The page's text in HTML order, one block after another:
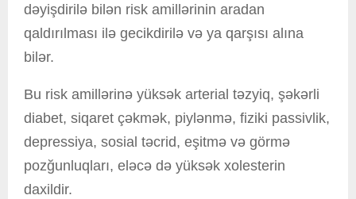
dəyişdirilə bilən risk amillərinin aradan
qaldırılması ilə gecikdirilə və ya qarşısı alına
bilər.
Bu risk amillərinə yüksək arterial təzyiq, şəkərli
diabet, siqaret çəkmək, piylənmə, fiziki passivlik,
depressiya, sosial təcrid, eşitmə və görmə
pozğunluqları, eləcə də yüksək xolesterin
daxildir.